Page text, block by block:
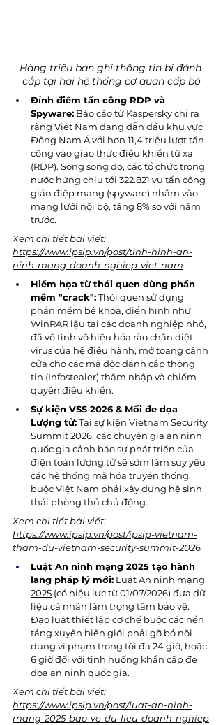
Hàng triệu bản ghi thông tin bị đánh
cắp tại hai hệ thống cơ quan cấp bộ
Đỉnh điểm tấn công RDP và
Spyware: Báo cáo từ Kaspersky chỉ ra
rằng Việt Nam đang dẫn đầu khu vực
Đông Nam Á với hơn 11,4 triệu lượt tấn
công vào giao thức điều khiển từ xa
(RDP). Song song đó, các tổ chức trong
nước hứng chịu tới 322.821 vụ tấn công
gián điệp mạng (spyware) nhắm vào
mạng lưới nội bộ, tăng 8% so với năm
trước.
Xem chi tiết bài viết:
https://www.ipsip.vn/post/tinh-hinh-an-
ninh-mang-doanh-nghiep-viet-nam
Hiểm họa từ thói quen dùng phần
mềm "crack": Thói quen sử dụng
phần mềm bẻ khóa, điển hình như
WinRAR lậu tại các doanh nghiệp nhỏ,
đã vô tình vô hiệu hóa rào chắn diệt
virus của hệ điều hành, mở toang cánh
cửa cho các mã độc đánh cắp thông
tin (Infostealer) thâm nhập và chiếm
quyền điều khiển.
Sự kiện VSS 2026 & Mối đe dọa
Lượng tử: Tại sự kiện Vietnam Security
Summit 2026, các chuyên gia an ninh
quốc gia cảnh báo sự phát triển của
điện toán lượng tử sẽ sớm làm suy yếu
các hệ thống mã hóa truyền thống,
buộc Việt Nam phải xây dựng hệ sinh
thái phòng thủ chủ động.
Xem chi tiết bài viết:
https://www.ipsip.vn/post/ipsip-vietnam-
tham-du-vietnam-security-summit-2026
Luật An ninh mạng 2025 tạo hành
lang pháp lý mới: Luật An ninh mạng
2025 (có hiệu lực từ 01/07/2026) đưa dữ
liệu cá nhân làm trọng tâm bảo vệ.
Đạo luật thiết lập cơ chế buộc các nền
tảng xuyên biên giới phải gỡ bỏ nội
dung vi phạm trong tối đa 24 giờ, hoặc
6 giờ đối với tình huống khẩn cấp đe
dọa an ninh quốc gia.
Xem chi tiết bài viết:
https://www.ipsip.vn/post/luat-an-ninh-
mang-2025-bao-ve-du-lieu-doanh-nghiep